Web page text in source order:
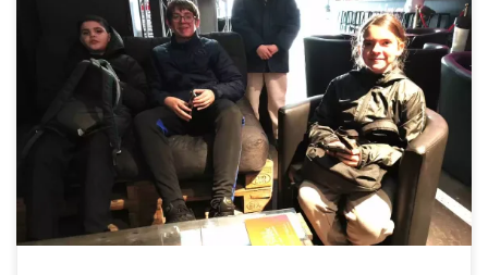
Cette semaine au programme de notre team ado :
escape game à B’est Farébersviller, jardinage, gaming et
aide aux devoirs.